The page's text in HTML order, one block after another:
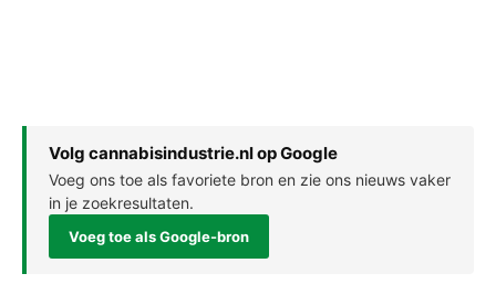
Volg cannabisindustrie.nl op Google
Voeg ons toe als favoriete bron en zie ons nieuws vaker
in je zoekresultaten.
Voeg toe als Google-bron